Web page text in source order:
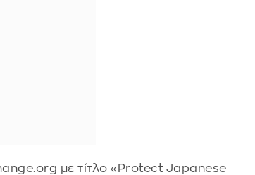
με τίτλο «Protect Japanese